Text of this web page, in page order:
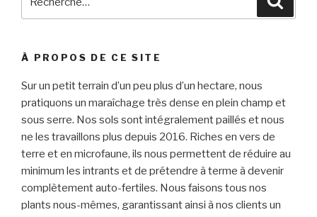
À PROPOS DE CE SITE
Sur un petit terrain d’un peu plus d’un hectare, nous
pratiquons un maraîchage très dense en plein champ et
sous serre. Nos sols sont intégralement paillés et nous
ne les travaillons plus depuis 2016. Riches en vers de
terre et en microfaune, ils nous permettent de réduire au
minimum les intrants et de prétendre à terme à devenir
complètement auto-fertiles. Nous faisons tous nos
plants nous-mêmes, garantissant ainsi à nos clients un